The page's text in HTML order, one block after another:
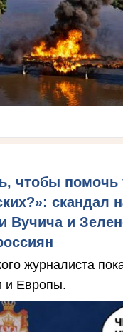
чтобы помочь
скандал
Вучича и
журналиста
и Европы.